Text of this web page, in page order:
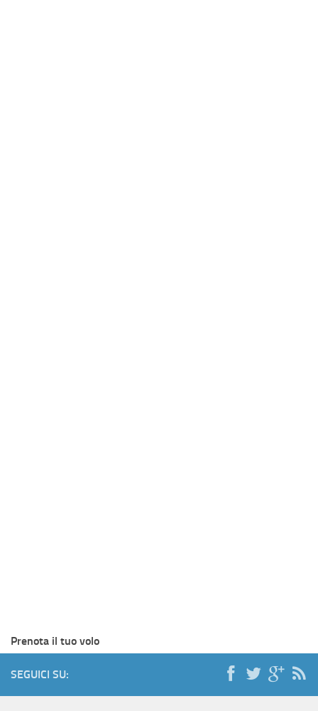
Prenota il tuo volo
SEGUICI SU: